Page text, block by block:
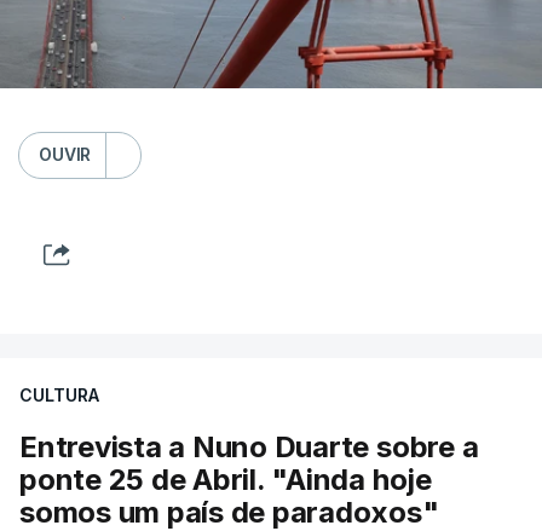
OUVIR
CULTURA
Entrevista a Nuno Duarte sobre a
ponte 25 de Abril. "Ainda hoje
somos um país de paradoxos"